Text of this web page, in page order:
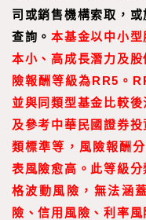
司或銷售機構索取，
查詢。本基金以中小
本小、高成長潛力及
險報酬等級為RR5。
並與同類型基金比較
及參考中華民國證券
類標準等，風險報酬
表風險愈高。此等級
格波動風險，無法涵
險、信用風險、利率